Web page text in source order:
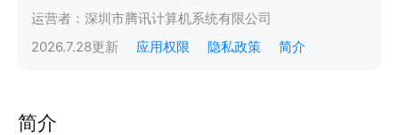
运营者： 深圳市腾讯计算机系统有限公司
2026.7.28更新 应用权限 隐私政策 简介
简介